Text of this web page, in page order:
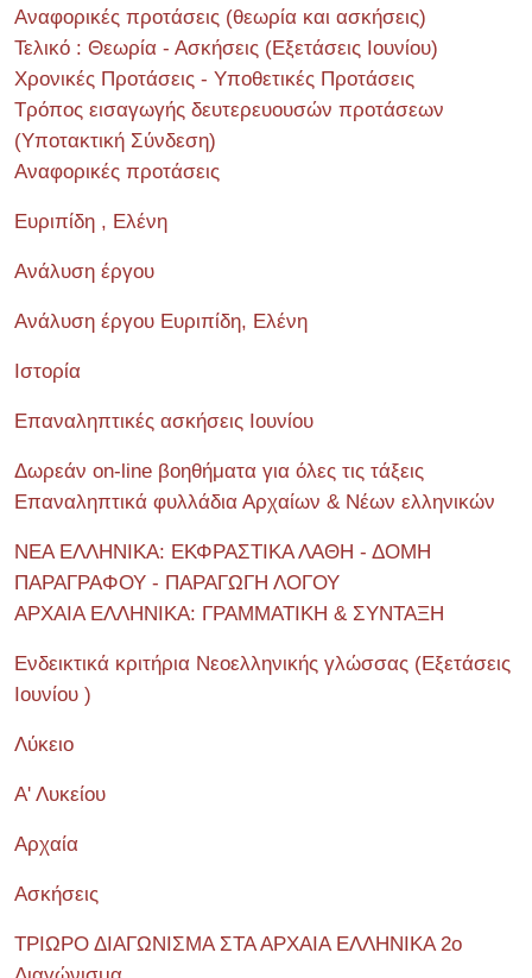
Αναφορικές προτάσεις (θεωρία και ασκήσεις)
Τελικό : Θεωρία - Ασκήσεις (Εξετάσεις Ιουνίου)
Χρονικές Προτάσεις - Υποθετικές Προτάσεις
Τρόπος εισαγωγής δευτερευουσών προτάσεων
(Υποτακτική Σύνδεση)
Αναφορικές προτάσεις
Ευριπίδη , Ελένη
Ανάλυση έργου
Ανάλυση έργου Ευριπίδη, Ελένη
Ιστορία
Επαναληπτικές ασκήσεις Ιουνίου
Δωρεάν on-line βοηθήματα για όλες τις τάξεις
Επαναληπτικά φυλλάδια Αρχαίων & Νέων ελληνικών
ΝΕΑ ΕΛΛΗΝΙΚΑ: ΕΚΦΡΑΣΤΙΚΑ ΛΑΘΗ - ΔΟΜΗ
ΠΑΡΑΓΡΑΦΟΥ - ΠΑΡΑΓΩΓΗ ΛΟΓΟΥ
ΑΡΧΑΙΑ ΕΛΛΗΝΙΚΑ: ΓΡΑΜΜΑΤΙΚΗ & ΣΥΝΤΑΞΗ
Ενδεικτικά κριτήρια Νεοελληνικής γλώσσας (Εξετάσεις
Ιουνίου )
Λύκειο
Α' Λυκείου
Αρχαία
Ασκήσεις
ΤΡΙΩΡΟ ΔΙΑΓΩΝΙΣΜΑ ΣΤΑ ΑΡΧΑΙΑ ΕΛΛΗΝΙΚΑ 2o